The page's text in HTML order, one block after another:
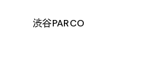
渋谷PARCO